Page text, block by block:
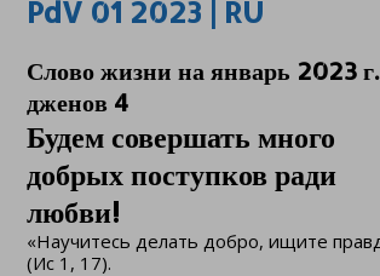
PdV 01 2023 | RU
Слово жизни на январь 2023
дженов 4
Будем совершать много
добрых поступков ради
любви!
«Научитесь делать добро, ищите
(Ис 1, 17).